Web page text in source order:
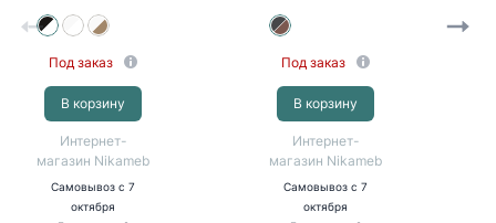
Под заказ
В корзину
Интернет-
магазин Nikameb
Самовывозс 7
октября
Под заказ
В корзину
Интернет-
магазин Nikameb
Самовывозс 7
октября